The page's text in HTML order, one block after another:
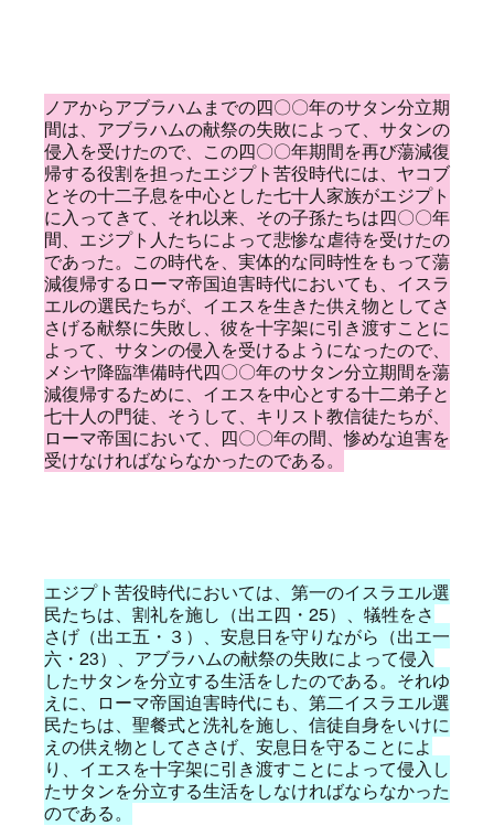
ノアからアブラハムまでの四〇〇年のサタン分立期
間は、アブラハムの献祭の失敗によって、サタンの
侵入を受けたので、この四〇〇年期間を再び蕩減復
帰する役割を担ったエジプト苦役時代には、ヤコブ
とその十二子息を中心とした七十人家族がエジプト
に入ってきて、それ以来、その子孫たちは四〇〇年
間、エジプト人たちによって悲惨な虐待を受けたの
であった。この時代を、実体的な同時性をもって蕩
減復帰するローマ帝国迫害時代においても、イスラ
エルの選民たちが、イエスを生きた供え物としてさ
さげる献祭に失敗し、彼を十字架に引き渡すことに
よって、サタンの侵入を受けるようになったので、
メシヤ降臨準備時代四〇〇年のサタン分立期間を蕩
減復帰するために、イエスを中心とする十二弟子と
七十人の門徒、そうして、キリスト教信徒たちが、
ローマ帝国において、四〇〇年の間、惨めな迫害を
受けなければならなかったのである。
エジプト苦役時代においては、第一のイスラエル選
民たちは、割礼を施し（出エ四・25）、犠牲をさ
さげ（出エ五・３）、安息日を守りながら（出エ一
六・23）、アブラハムの献祭の失敗によって侵入
したサタンを分立する生活をしたのである。それゆ
えに、ローマ帝国迫害時代にも、第二イスラエル選
民たちは、聖餐式と洗礼を施し、信徒自身をいけに
えの供え物としてささげ、安息日を守ることによ
り、イエスを十字架に引き渡すことによって侵入し
たサタンを分立する生活をしなければならなかった
のである。